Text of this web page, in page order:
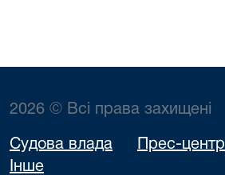
2026 © Всі права захищені
Судова влада Прес-центр
Інше